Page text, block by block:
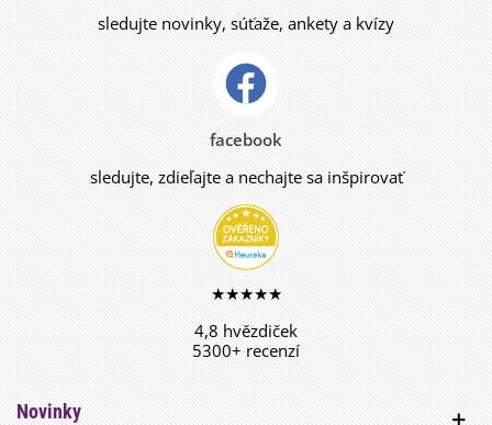
sledujte novinky, súťaže, ankety a kvízy
facebook
sledujte, zdieľajte a nechajte sa inšpirovať
★★★★★
4,8 hvězdiček
5300+ recenzí
Novinky